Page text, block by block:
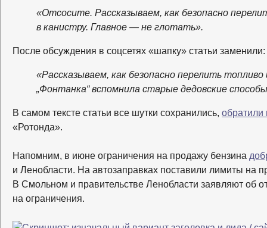
«Отсосите. Рассказываем, как безопасно
в канистру. Главное — не глотать».
После обсуждения в соцсетях «шапку» статьи заменили:
«Рассказываем, как безопасно перелить топливо
„Фонтанка“ вспомнила старые дедовские
В самом тексте статьи все шутки сохранились, обратили
«Ротонда».
Напомним, в июне ограничения на продажу бензина
и Ленобласти. На автозаправках поставили лимиты на
В Смольном и правительстве Ленобласти заявляют об
на ограничения.